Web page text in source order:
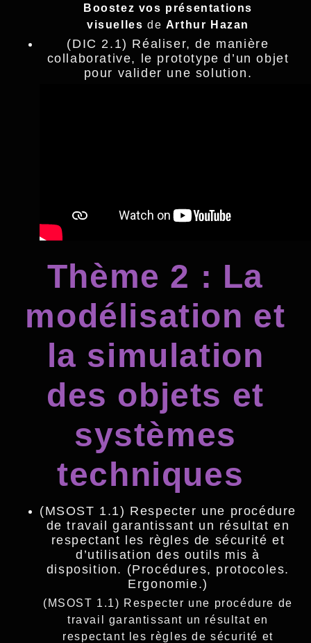
Boostez vos présentations
visuelles de Arthur Hazan
(DIC 2.1) Réaliser, de manière
collaborative, le prototype d’un objet
pour valider une solution.
Thème 2 : La
modélisation et
la simulation
des objets et
systèmes
techniques
(MSOST 1.1) Respecter une procédure
de travail garantissant un résultat en
respectant les règles de sécurité et
d’utilisation des outils mis à
disposition. (Procédures, protocoles.
Ergonomie.)
(MSOST 1.1) Respecter une procédure de
travail garantissant un résultat en
respectant les règles de sécurité et